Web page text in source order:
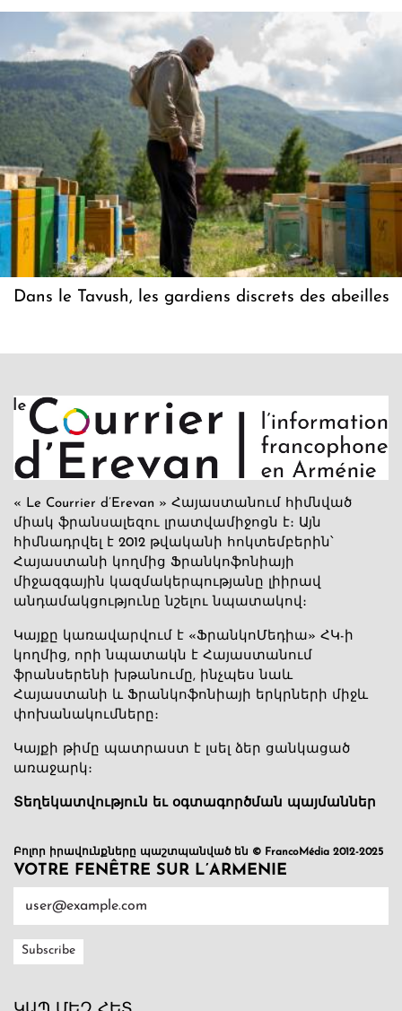
Dans le Tavush, les gardiens discrets des abeilles
« Le Courrier d’Erevan » Հայաստանում հիմնված
միակ ֆրանսալեզու լրատվամիջոցն է։ Այն
հիմնադրվել է 2012 թվականի հոկտեմբերին՝
Հայաստանի կողմից Ֆրանկոֆոնիայի
միջազգային կազմակերպությանը լիիրավ
անդամակցությունը նշելու նպատակով։
Կայքը կառավարվում է «ՖրանկոՄեդիա» ՀԿ-ի
կողմից, որի նպատակն է Հայաստանում
ֆրանսերենի խթանումը, ինչպես նաև
Հայաստանի և Ֆրանկոֆոնիայի երկրների միջև
փոխանակումները։
Կայքի թիմը պատրաստ է լսել ձեր ցանկացած
առաջարկ։
Տեղեկատվություն եւ օգտագործման պայմաններ
Բոլոր իրավունքները պաշտպանված են © FrancoMédia 2012-2025
VOTRE FENÊTRE SUR L’ARMENIE